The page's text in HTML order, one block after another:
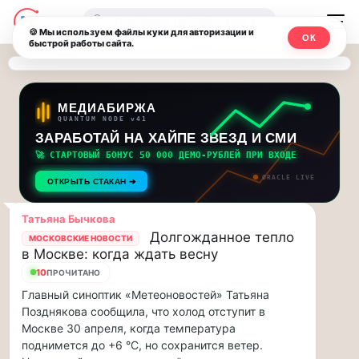
Последние
новости
и
обновления
потока:
Друзья,
приглашаем
на
музыкальную
прогулку
по
Москве
Чайковского!…
Друзья,
приглашаем
на
музыкальную
Москвичи.net
—
Главный
столичный
чат-
мессенджер,
новости
и
инсайды
Москвы
🔍
МЕДИАБИРЖА
QUANTUM NODE v41
ЗАРАБОТАЙ НА ХАЙПЕ ЗВЕЗД И СМИ
🚀 СТАРТОВЫЙ БОНУС 50 000 ДЕМО-РУБЛЕЙ ПРИ ВХОДЕ
ОТКРЫТЬ СТАКАН ➔ ORACLE LIVE
Татьяна Бычкова
МОСКОВСКИЕ НОВОСТИ
Долгожданное тепло
в Москве: когда ждать весну
10ПРОЧИТАНО
Главный синоптик «Метеоновостей» Татьяна
Позднякова сообщила, что холод отступит в
Москве 30 апреля, когда температура
поднимется до +6 °C, но сохранится ветер.
🍪 Мы используем файлы куки для авторизации и
быстрой работы сайта.
ОК